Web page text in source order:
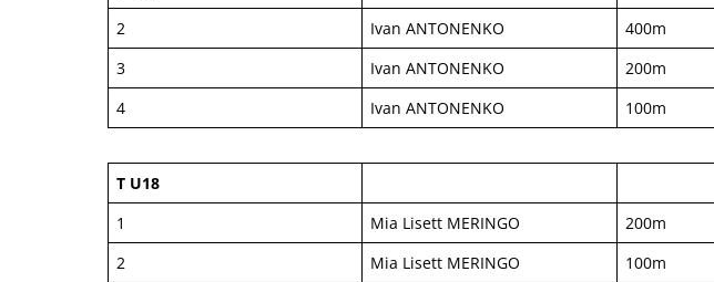
2
Ivan ANTONENKO 400m
3
Ivan ANTONENKO 200m
4
Ivan ANTONENKO 100m
T U18
1
Mia Lisett MERINGO 200m
2
Mia Lisett MERINGO 100m